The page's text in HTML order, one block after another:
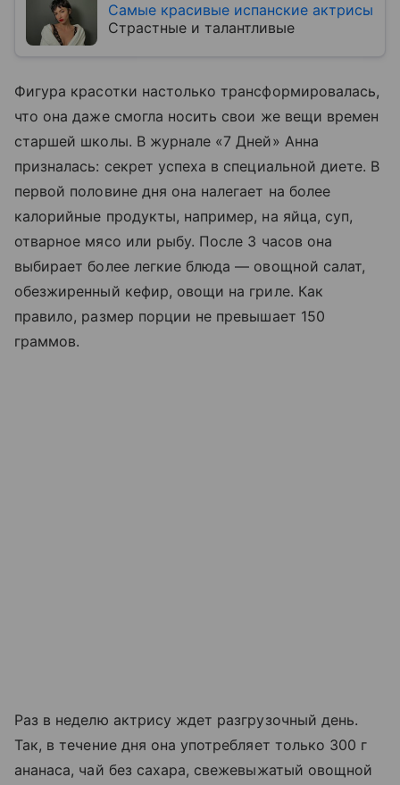
Самые красивые испанские актрисы
Страстные и талантливые
Фигура красотки настолько трансформировалась,
что она даже смогла носить свои же вещи времен
старшей школы. В журнале «7 Дней» Анна
призналась: секрет успеха в специальной диете. В
первой половине дня она налегает на более
калорийные продукты, например, на яйца, суп,
отварное мясо или рыбу. После 3 часов она
выбирает более легкие блюда — овощной салат,
обезжиренный кефир, овощи на гриле. Как
правило, размер порции не превышает 150
граммов.
Раз в неделю актрису ждет разгрузочный день.
Так, в течение дня она употребляет только 300 г
ананаса, чай без сахара, свежевыжатый овощной